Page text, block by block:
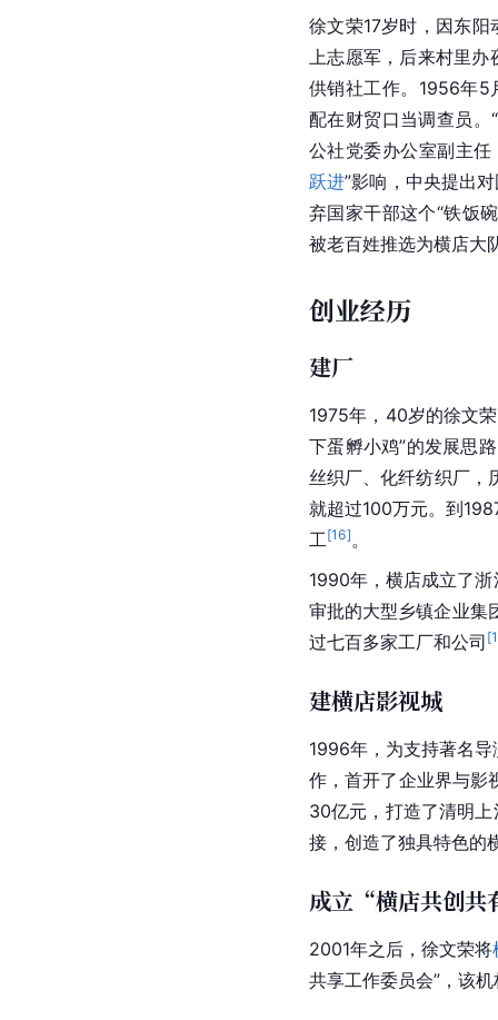
徐文荣17岁时，因东
上志愿军，后来村里
供销社工作。1956年5
配在财贸口当调查员。
公社党委办公室副主
跃进”影响，中央提出
弃国家干部这个“铁饭
被老百姓推选为横店大
创业经历
建厂
1975年，40岁的徐文
下蛋孵小鸡”的发展思
丝织厂、化纤纺织厂，
就超过100万元。到
工[16]。
1990年，横店成立了
审批的大型乡镇企业集
过七百多家工厂和公司 [
建横店影视城
1996年，为支持著名
作，首开了企业界与影
30亿元，打造了清明
接，创造了独具特色的
成立“横店共创共
2001年之后，徐文荣将
共享工作委员会”，该